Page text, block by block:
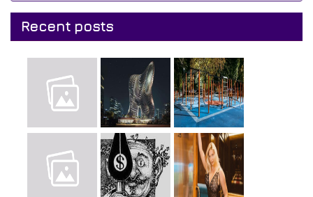
Recent posts